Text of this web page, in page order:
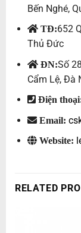
Bến Nghé,
TĐ:652
Thủ Đức
ĐN:Số
Cẩm Lệ, Đà
Điện
Email:
Website:
RELATED